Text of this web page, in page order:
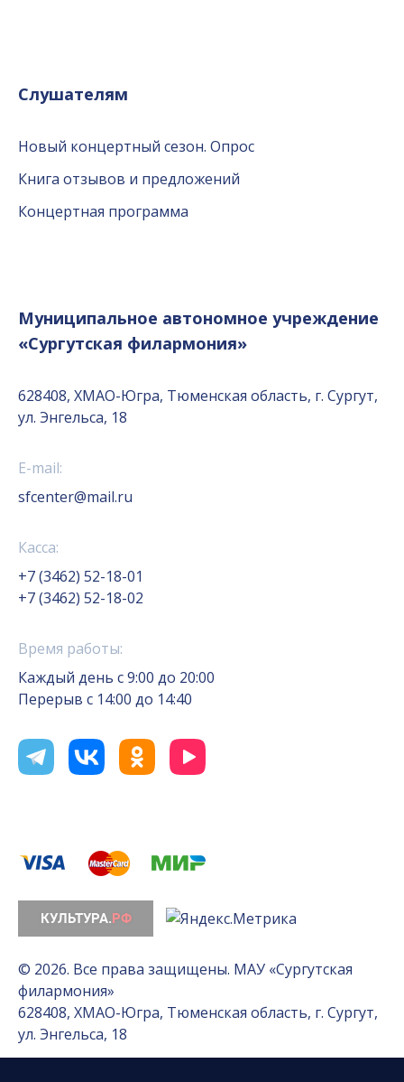
Слушателям
Новый концертный сезон. Опрос
Книга отзывов и предложений
Концертная программа
Муниципальное автономное учреждение
«Сургутская филармония»
628408, ХМАО-Югра, Тюменская область, г. Сургут,
ул. Энгельса, 18
E-mail:
sfcenter@mail.ru
Касса:
+7 (3462) 52-18-01
+7 (3462) 52-18-02
Время работы:
Каждый день с 9:00 до 20:00
Перерыв с 14:00 до 14:40
© 2026. Все права защищены. МАУ «Сургутская
филармония»
628408, ХМАО-Югра, Тюменская область, г. Сургут,
ул. Энгельса, 18